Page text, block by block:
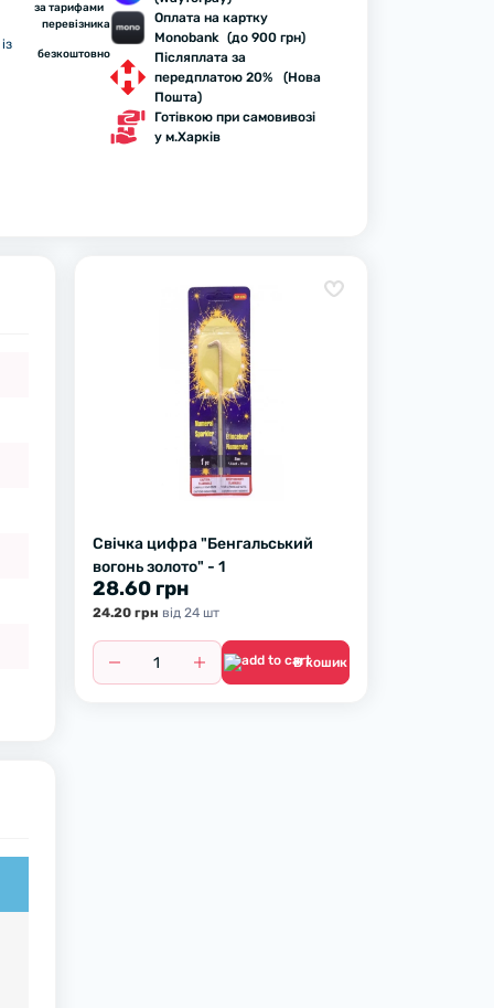
за тарифами
перевізника
безкоштовно
Оплата на картку
Monobank (до 900 грн)
Післяплата за
передплатою 20% (Нова
Пошта)
Готівкою при самовивозі
у м.Харків
Свічка цифра "Бенгальський
вогонь золото" - 1
28.60 грн
24.20 грн вiд 24 шт
В кошик